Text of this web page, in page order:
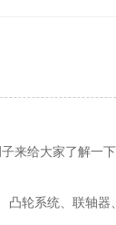
来给大家了解一
轮系统、联轴